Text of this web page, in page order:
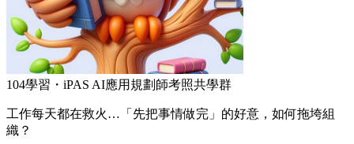
104學習・iPAS AI應用規劃師考照共學群
工作每天都在救火…「先把事情做完」的好意，如何拖垮組
織？